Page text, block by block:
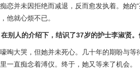
恋并未因拒绝而减退，反而愈发执着。她的
他就心烦不已。
别人的介绍下，结识了37岁的护士李淑贤
啕大哭，但她并未死心。几十年的期盼与
一直痴念着溥仪。终于，她又等来了机会。